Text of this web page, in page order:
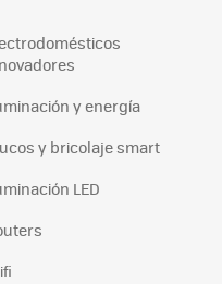
y energía
y bricolaje smart
LED